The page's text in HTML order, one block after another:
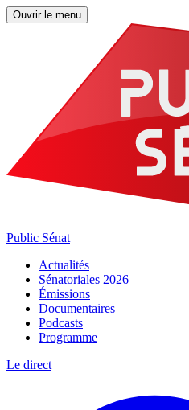
Ouvrir le menu
Public Sénat
Actualités
Sénatoriales 2026
Émissions
Documentaires
Podcasts
Programme
Le direct